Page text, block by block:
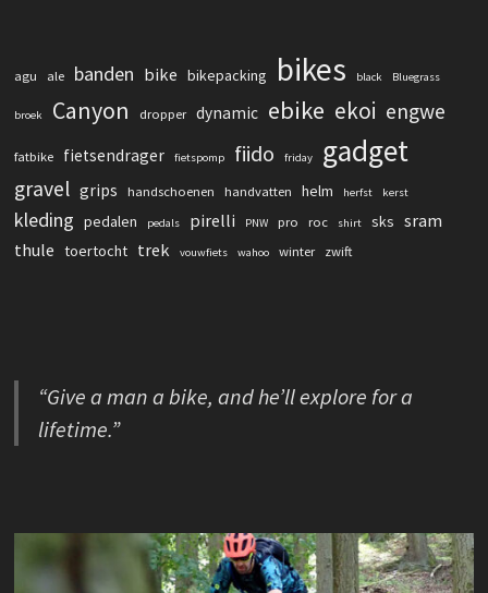
agu ale banden bike bikepacking bikes black Bluegrass
broek Canyon dropper dynamic ebike ekoi engwe
fatbike fietsendrager fietspomp fiido friday gadget
gravel grips handschoenen handvatten helm herfst kerst
kleding pedalen pedals pirelli PNW pro roc shirt sks sram
thule toertocht trek vouwfiets wahoo winter zwift
“Give a man a bike, and he’ll explore for a
lifetime.”